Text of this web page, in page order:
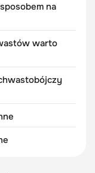
na
warto